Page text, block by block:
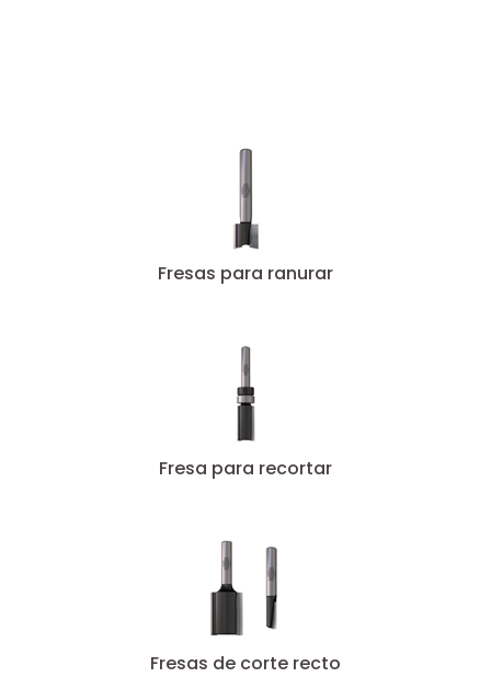
Fresas para ranurar
Fresa para recortar
Fresas de corte recto